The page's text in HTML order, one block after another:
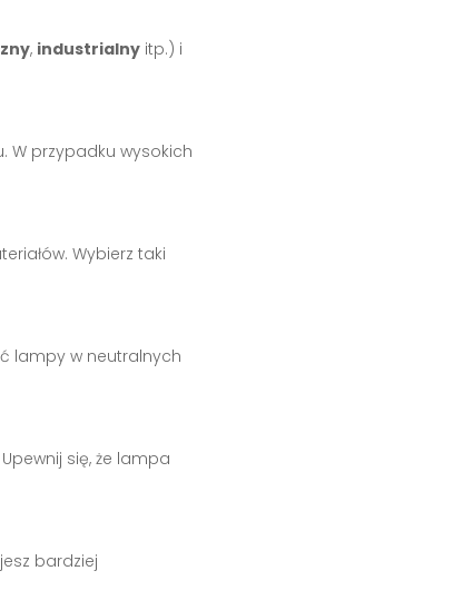
, industrialnyitp.) i
W przypadku wysokich
Wybierz taki
lampy w neutralnych
się, że lampa
bardziej